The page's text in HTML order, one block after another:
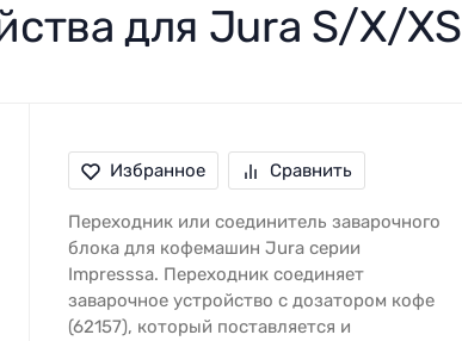
для Jura S/X/XS
Избранное Сравнить
Переходник или соединитель заварочного
блока для кофемашин Jura серии
Impresssa. Переходник соединяет
заварочное устройство с дозатором кофе
(62157), который поставляется и